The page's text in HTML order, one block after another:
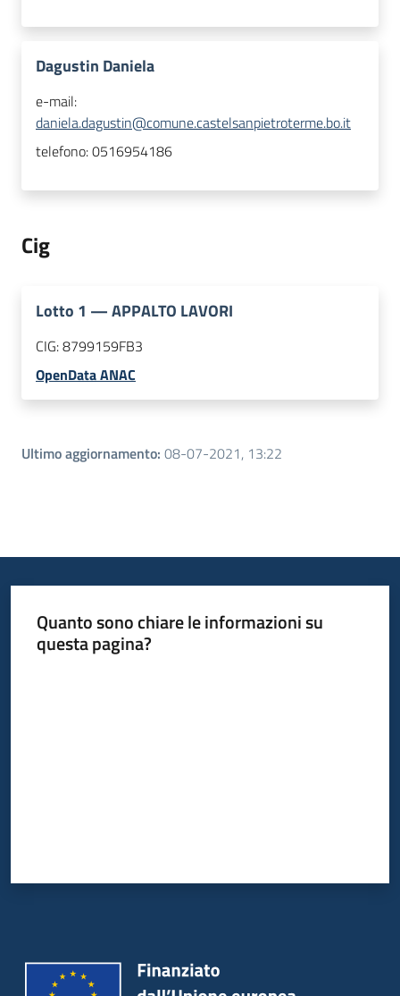
Dagustin Daniela
e-mail:
daniela.dagustin@comune.castelsanpietroterme.bo.it
telefono:0516954186
Cig
Lotto 1 —APPALTO LAVORI
CIG:8799159FB3
OpenData ANAC
Ultimo aggiornamento: 08-07-2021, 13:22
Quanto sono chiare le informazioni su
questa pagina?